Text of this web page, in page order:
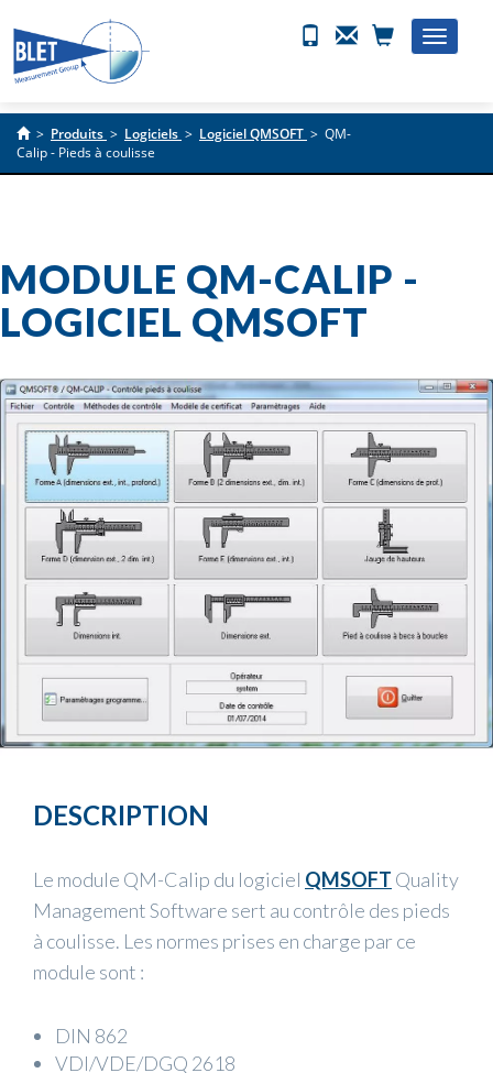
Toggle
> Produits > Logiciels > Logiciel QMSOFT > QM-
Calip - Pieds à coulisse
MODULE QM-CALIP -
LOGICIEL QMSOFT
DESCRIPTION
Le module QM-Calip du logiciel QMSOFT Quality
Management Software sert au contrôle des pieds
à coulisse. Les normes prises en charge par ce
module sont :
DIN 862
VDI/VDE/DGQ 2618